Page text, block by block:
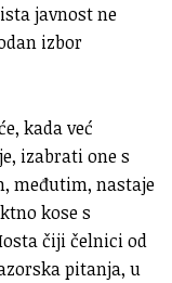
javnost ne
izbor
kada već
izabrati one s
međutim, nastaje
kose s
čiji čelnici od
pitanja, u